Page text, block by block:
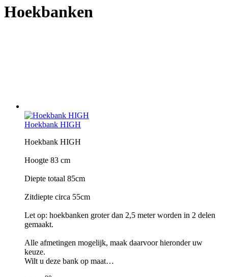
Hoekbanken
Hoekbank HIGH
Hoekbank HIGH
Hoogte 83 cm
Diepte totaal 85cm
Zitdiepte circa 55cm
Let op: hoekbanken groter dan 2,5 meter worden in 2 delen
gemaakt.
Alle afmetingen mogelijk, maak daarvoor hieronder uw
keuze.
Wilt u deze bank op maat…